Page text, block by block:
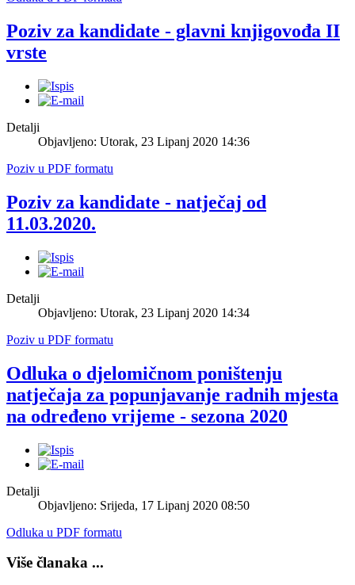
Poziv za kandidate - glavni knjigovođa II
vrste
Detalji
Objavljeno: Utorak, 23 Lipanj 2020 14:36
Poziv u PDF formatu
Poziv za kandidate - natječaj od
11.03.2020.
Detalji
Objavljeno: Utorak, 23 Lipanj 2020 14:34
Poziv u PDF formatu
Odluka o djelomičnom poništenju
natječaja za popunjavanje radnih mjesta
na određeno vrijeme - sezona 2020
Detalji
Objavljeno: Srijeda, 17 Lipanj 2020 08:50
Odluka u PDF formatu
Više članaka ...